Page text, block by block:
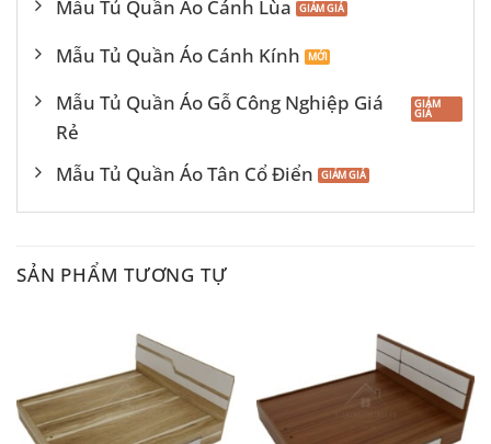
Mẫu Tủ Quần Áo Cánh Lùa
Mẫu Tủ Quần Áo Cánh Kính
Mẫu Tủ Quần Áo Gỗ Công Nghiệp Giá
Rẻ
Mẫu Tủ Quần Áo Tân Cổ Điển
SẢN PHẨM TƯƠNG TỰ